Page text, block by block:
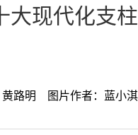
现代化支
路明 图片作者：蓝